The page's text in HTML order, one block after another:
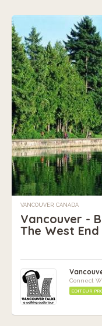
VANCOUVER, CANADA
Vancouver -
The West End
Connect
EDITEUR